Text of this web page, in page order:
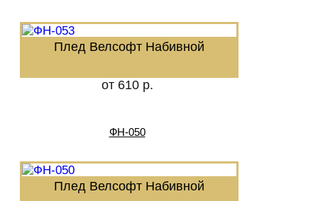
Плед Велсофт Набивной
от 610 р.
ФН-050
Плед Велсофт Набивной